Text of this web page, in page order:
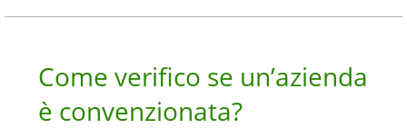
Come verifico se un’azienda
è convenzionata?